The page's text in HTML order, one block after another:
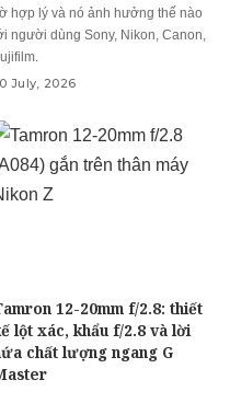
hợp lý và nó ảnh hưởng thế nào
người dùng Sony, Nikon, Canon,
July, 2026
12-20mm f/2.8: thiết
lột xác, khẩu f/2.8 và lời
chất lượng ngang G